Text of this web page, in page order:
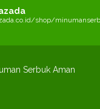
shop/
Serbuk Aman